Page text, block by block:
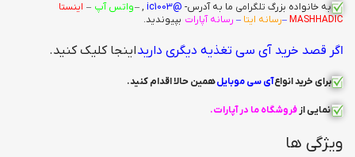
به خانواده بزرگ تلگرامی ما به آدرس- @ic1003
, –واتس آپ – اینستا
MASHHADIC
–رسانه ایتا – رسانه آپارات بپیوندید.
اگر قصد خرید آی سی تغذیه دیگری داریداینجا کلیک کنید.
برای خرید انواعآی سیموبایلهمین حالا اقدام کنید.
نمایی ازفروشگاه ما در آپارات.
ویژگی ها